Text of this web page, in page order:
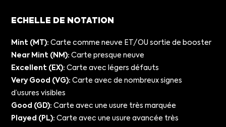
ECHELLE DE NOTATION
Mint (MT): Carte comme neuve ET/OU sortie de booster
Near Mint (NM): Carte presque neuve
Excellent (EX): Carte avec légers défauts
Very Good (VG): Carte avec de nombreux signes
d’usures visibles
Good (GD): Carte avec une usure très marquée
Played (PL): Carte avec une usure avancée très